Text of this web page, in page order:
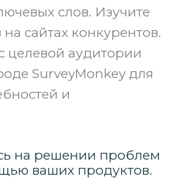
слов. Изучите
сайтах конкурентов.
целевой аудитории
SurveyMonkey для
и
на решении проблем
ваших продуктов.